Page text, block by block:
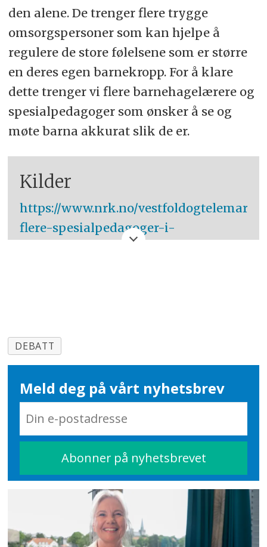
den alene. De trenger flere trygge
omsorgspersoner som kan hjelpe å
regulere de store følelsene som er større
en deres egen barnekropp. For å klare
dette trenger vi flere barnehagelærere og
spesialpedagoger som ønsker å se og
møte barna akkurat slik de er.
Kilder
https://www.nrk.no/vestfoldogtelemark/
flere-spesialpedagoger-i-
DEBATT
Meld deg på vårt nyhetsbrev